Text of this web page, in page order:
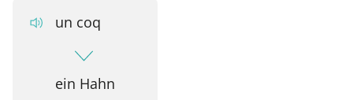
un coq
ein Hahn